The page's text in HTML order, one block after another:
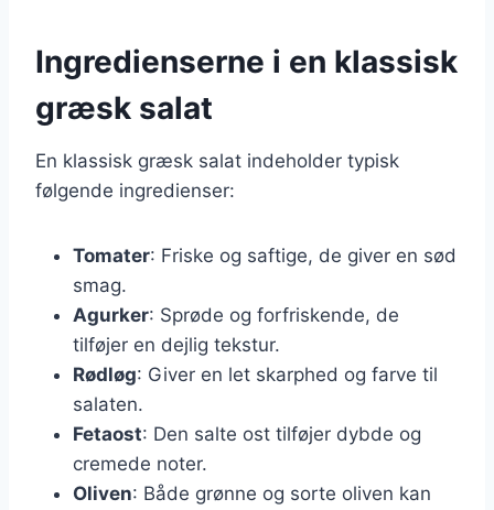
Ingredienserne i en klassisk
græsk salat
En klassisk græsk salat indeholder typisk
følgende ingredienser:
Tomater: Friske og saftige, de giver en sød
smag.
Agurker: Sprøde og forfriskende, de
tilføjer en dejlig tekstur.
Rødløg: Giver en let skarphed og farve til
salaten.
Fetaost: Den salte ost tilføjer dybde og
cremede noter.
Oliven: Både grønne og sorte oliven kan